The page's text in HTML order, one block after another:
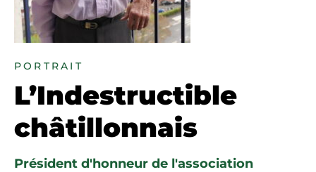
PORTRAIT
L’Indestructible
châtillonnais
Président d'honneur de l'association